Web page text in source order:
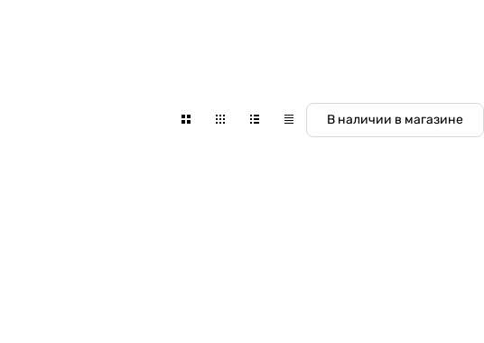
В наличии в магазине